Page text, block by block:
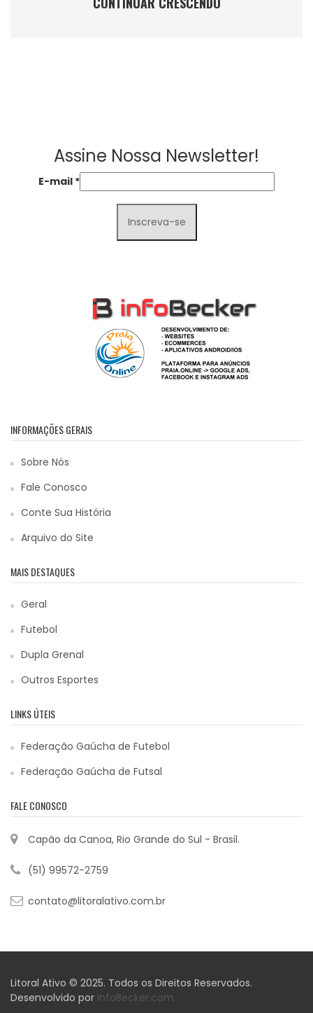
Assine Nossa Newsletter!
E-mail *
INFORMAÇÕES GERAIS
Sobre Nós
Fale Conosco
Conte Sua História
Arquivo do Site
MAIS DESTAQUES
Geral
Futebol
Dupla Grenal
Outros Esportes
LINKS ÚTEIS
Federação Gaúcha de Futebol
Federação Gaúcha de Futsal
FALE CONOSCO
Capão da Canoa, Rio Grande do Sul - Brasil.
(51) 99572-2759
contato@litoralativo.com.br
Litoral Ativo © 2025. Todos os Direitos Reservados.
Desenvolvido por InfoBecker.com